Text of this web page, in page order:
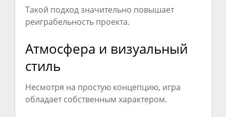
Такой подход значительно повышает
реиграбельность проекта.
Атмосфера и визуальный
стиль
Несмотря на простую концепцию, игра
обладает собственным характером.